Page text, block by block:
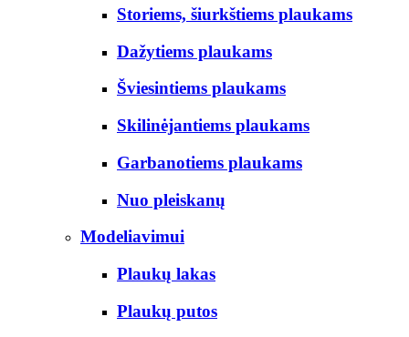
Storiems, šiurkštiems plaukams
Dažytiems plaukams
Šviesintiems plaukams
Skilinėjantiems plaukams
Garbanotiems plaukams
Nuo pleiskanų
Modeliavimui
Plaukų lakas
Plaukų putos